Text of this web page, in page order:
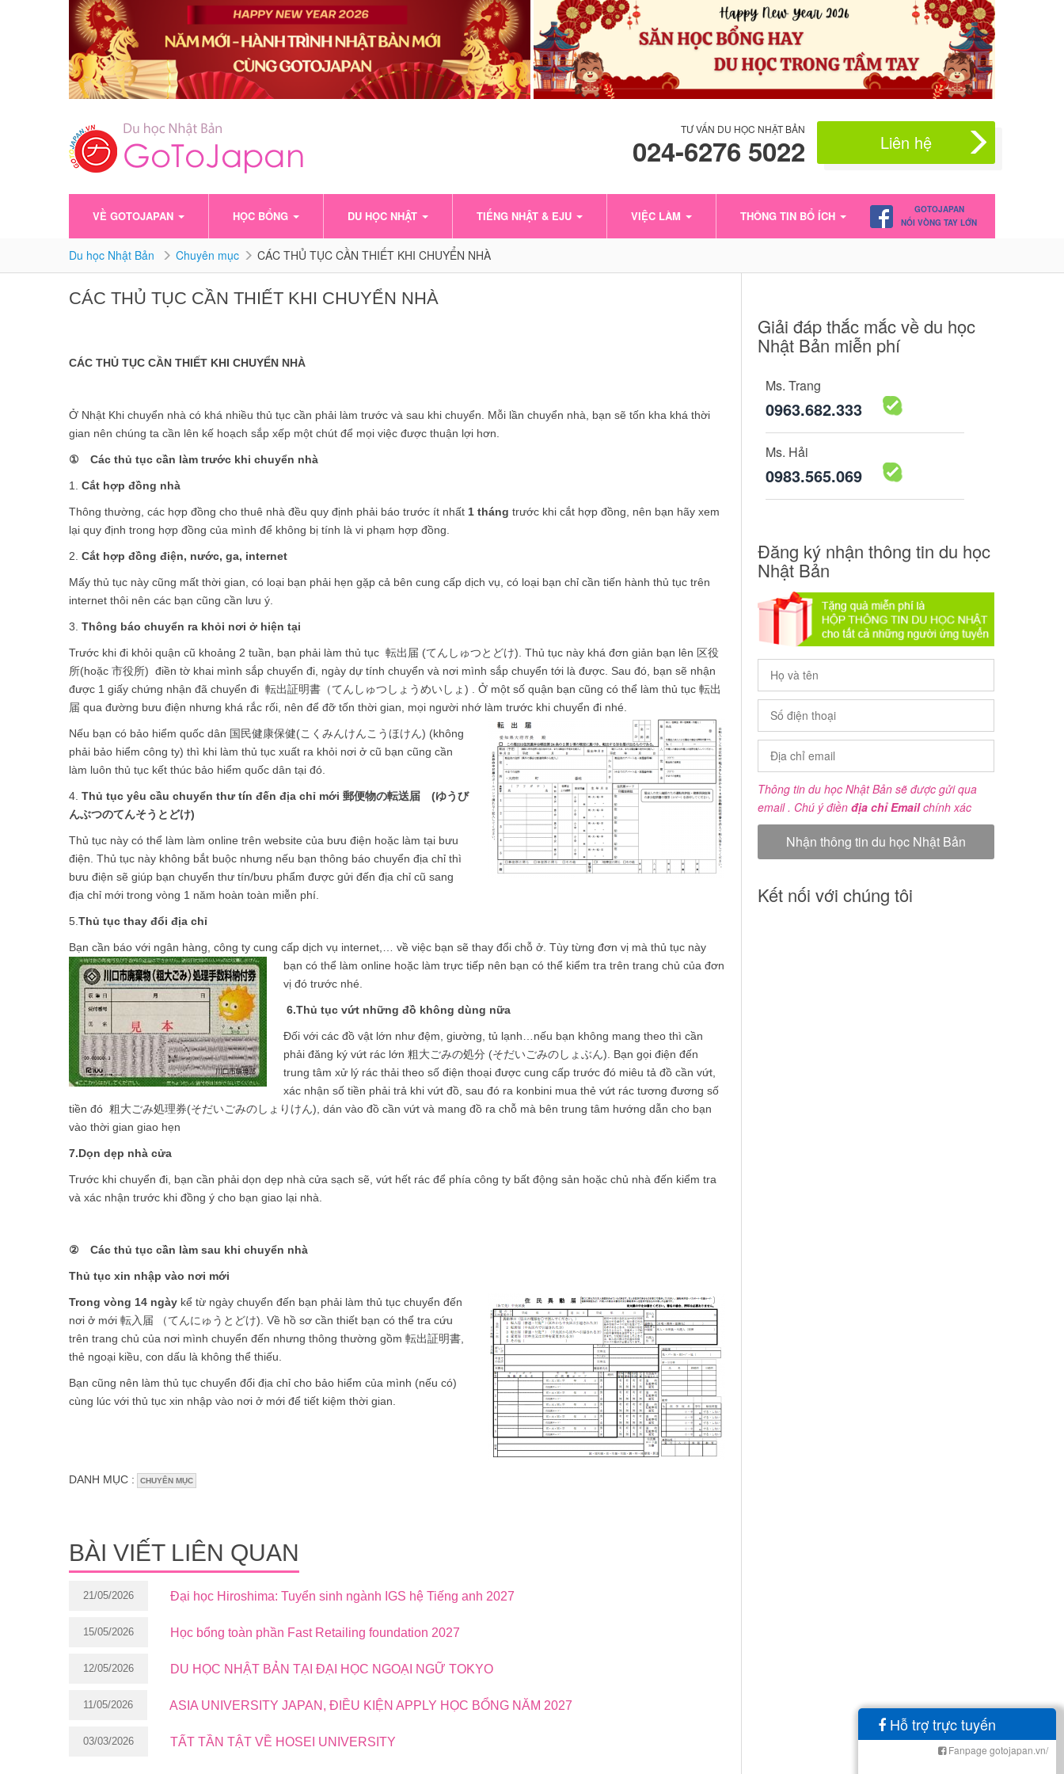
TƯ VẤN DU HỌC NHẬT BẢN
024-6276 5022 Liên hệ
VỀ GOTOJAPAN HỌC BỔNG DU HỌC NHẬT TIẾNG NHẬT & EJU VIỆC LÀM THÔNG TIN BỔ ÍCH
GOTOJAPAN
NỐI VÒNG TAY LỚN
Du học Nhật Bản Chuyên mục CÁC THỦ TỤC CẦN THIẾT KHI CHUYỂN NHÀ
CÁC THỦ TỤC CẦN THIẾT KHI CHUYỂN NHÀ
CÁC THỦ TỤC CẦN THIẾT KHI CHUYỂN NHÀ
Ở Nhật Khi chuyển nhà có khá nhiều thủ tục cần phải làm trước và sau khi chuyển. Mỗi lần chuyển nhà, bạn sẽ tốn kha khá thời
gian nên chúng ta cần lên kế hoạch sắp xếp một chút để mọi việc được thuận lợi hơn.
① Các thủ tục cần làm trước khi chuyển nhà
1. Cắt hợp đồng nhà
Thông thường, các hợp đồng cho thuê nhà đều quy định phải báo trước ít nhất 1 tháng trước khi cắt hợp đồng, nên bạn hãy xem
lại quy định trong hợp đồng của mình để không bị tính là vi phạm hợp đồng.
2. Cắt hợp đồng điện, nước, ga, internet
Mấy thủ tục này cũng mất thời gian, có loại bạn phải hẹn gặp cả bên cung cấp dịch vụ, có loại bạn chỉ cần tiến hành thủ tục trên
internet thôi nên các bạn cũng cần lưu ý.
3. Thông báo chuyển ra khỏi nơi ở hiện tại
Trước khi đi khỏi quận cũ khoảng 2 tuần, bạn phải làm thủ tục 転出届 (てんしゅつとどけ). Thủ tục này khá đơn giản bạn lên 区役
所(hoặc 市役所) điền tờ khai mình sắp chuyển đi, ngày dự tính chuyển và nơi mình sắp chuyển tới là được. Sau đó, bạn sẽ nhận
được 1 giấy chứng nhận đã chuyển đi 転出証明書（てんしゅつしょうめいしょ) . Ở một số quận bạn cũng có thể làm thủ tục 転出
届 qua đường bưu điện nhưng khá rắc rối, nên để đỡ tốn thời gian, mọi người nhớ làm trước khi chuyển đi nhé.
Nếu bạn có bảo hiểm quốc dân 国民健康保健(こくみんけんこうほけん) (không
phải bảo hiểm công ty) thì khi làm thủ tục xuất ra khỏi nơi ở cũ bạn cũng cần
làm luôn thủ tục kết thúc bảo hiểm quốc dân tại đó.
4. Thủ tục yêu cầu chuyển thư tín đến địa chỉ mới 郵便物の転送届 (ゆうび
んぶつのてんそうとどけ)
Thủ tục này có thể làm làm online trên website của bưu điện hoặc làm tại bưu
điện. Thủ tục này không bắt buộc nhưng nếu bạn thông báo chuyển địa chỉ thì
bưu điện sẽ giúp bạn chuyển thư tín/bưu phẩm được gửi đến địa chỉ cũ sang
địa chỉ mới trong vòng 1 năm hoàn toàn miễn phí.
5. Thủ tục thay đổi địa chỉ
Bạn cần báo với ngân hàng, công ty cung cấp dịch vụ internet,… về việc bạn sẽ thay đổi chỗ ở. Tùy từng đơn vị mà thủ tục này
bạn có thể làm online hoặc làm trực tiếp nên bạn có thể kiểm tra trên trang chủ của đơn
vị đó trước nhé.
6.Thủ tục vứt những đồ không dùng nữa
Đối với các đồ vật lớn như đệm, giường, tủ lạnh…nếu bạn không mang theo thì cần
phải đăng ký vứt rác lớn 粗大ごみの処分 (そだいごみのしょぶん). Bạn gọi điện đến
trung tâm xử lý rác thải theo số điện thoại được cung cấp trước đó miêu tả đồ cần vứt,
xác nhận số tiền phải trả khi vứt đồ, sau đó ra konbini mua thẻ vứt rác tương đương số
tiền đó 粗大ごみ処理券(そだいごみのしょりけん), dán vào đồ cần vứt và mang đồ ra chỗ mà bên trung tâm hướng dẫn cho bạn
vào thời gian giao hẹn
7.Dọn dẹp nhà cửa
Trước khi chuyển đi, bạn cần phải dọn dẹp nhà cửa sạch sẽ, vứt hết rác để phía công ty bất động sản hoặc chủ nhà đến kiểm tra
và xác nhận trước khi đồng ý cho bạn giao lại nhà.
② Các thủ tục cần làm sau khi chuyển nhà
Thủ tục xin nhập vào nơi mới
Trong vòng 14 ngày kể từ ngày chuyển đến bạn phải làm thủ tục chuyển đến
nơi ở mới 転入届 （てんにゅうとどけ). Về hồ sơ cần thiết bạn có thể tra cứu
trên trang chủ của nơi mình chuyển đến nhưng thông thường gồm 転出証明書,
thẻ ngoại kiều, con dấu là không thể thiếu.
Bạn cũng nên làm thủ tục chuyển đổi địa chỉ cho bảo hiểm của mình (nếu có)
cùng lúc với thủ tục xin nhập vào nơi ở mới để tiết kiệm thời gian.
DANH MỤC : CHUYÊN MỤC
BÀI VIẾT LIÊN QUAN
21/05/2026 Đại học Hiroshima: Tuyển sinh ngành IGS hệ Tiếng anh 2027
15/05/2026 Học bổng toàn phần Fast Retailing foundation 2027
12/05/2026 DU HỌC NHẬT BẢN TẠI ĐẠI HỌC NGOẠI NGỮ TOKYO
11/05/2026 ASIA UNIVERSITY JAPAN, ĐIỀU KIỆN APPLY HỌC BỔNG NĂM 2027
03/03/2026 TẤT TẦN TẬT VỀ HOSEI UNIVERSITY
Giải đáp thắc mắc về du học
Nhật Bản miễn phí
Ms. Trang
0963.682.333
Ms. Hải
0983.565.069
Đăng ký nhận thông tin du học
Nhật Bản
Thông tin du học Nhật Bản sẽ được gửi qua
email . Chú ý điền địa chỉ Emailchính xác
Kết nối với chúng tôi
Hỗ trợ trực tuyến
Fanpage gotojapan.vn/